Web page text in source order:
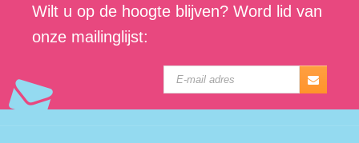
Wilt u op de hoogte blijven? Word lid van
onze mailinglijst: